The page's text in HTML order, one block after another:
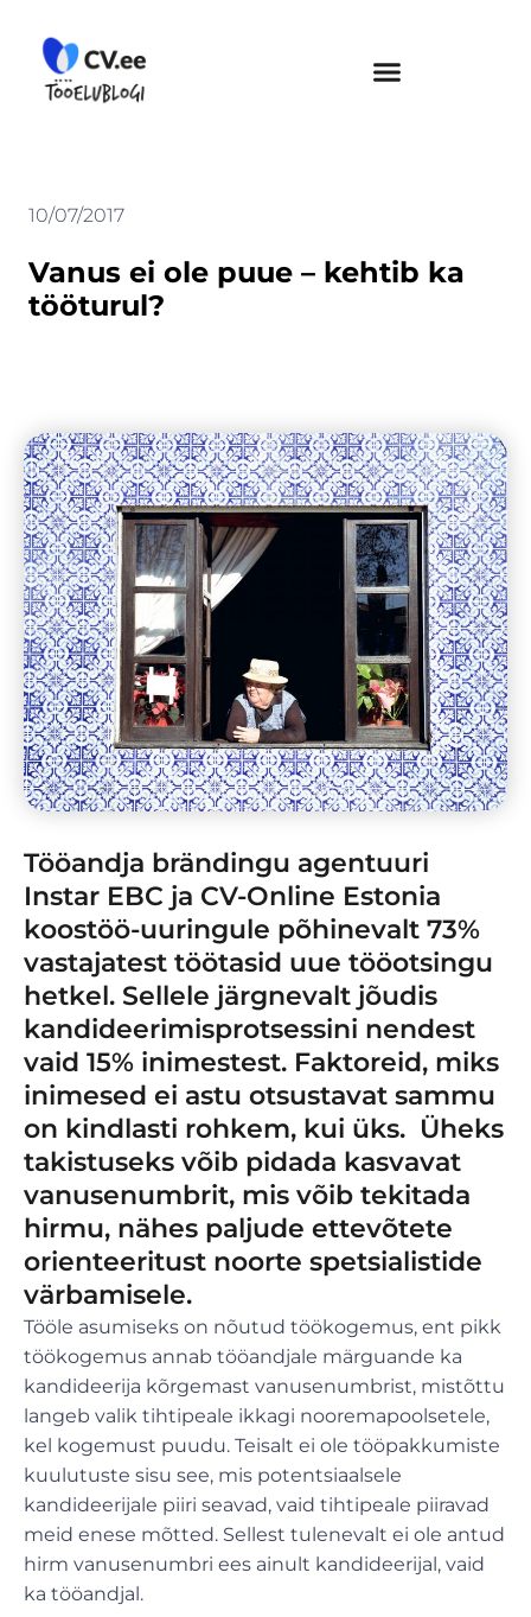
content
10/07/2017
Vanus ei ole puue – kehtib ka
tööturul?
Tööandja brändingu agentuuri
Instar EBC ja CV-Online Estonia
koostöö-uuringule põhinevalt 73%
vastajatest töötasid uue tööotsingu
hetkel. Sellele järgnevalt jõudis
kandideerimisprotsessini nendest
vaid 15% inimestest. Faktoreid, miks
inimesed ei astu otsustavat sammu
on kindlasti rohkem, kui üks. Üheks
takistuseks võib pidada kasvavat
vanusenumbrit, mis võib tekitada
hirmu, nähes paljude ettevõtete
orienteeritust noorte spetsialistide
värbamisele.
Tööle asumiseks on nõutud töökogemus, ent pikk
töökogemus annab tööandjale märguande ka
kandideerija kõrgemast vanusenumbrist, mistõttu
langeb valik tihtipeale ikkagi nooremapoolsetele,
kel kogemust puudu. Teisalt ei ole tööpakkumiste
kuulutuste sisu see, mis potentsiaalsele
kandideerijale piiri seavad, vaid tihtipeale piiravad
meid enese mõtted. Sellest tulenevalt ei ole antud
hirm vanusenumbri ees ainult kandideerijal, vaid
ka tööandjal.